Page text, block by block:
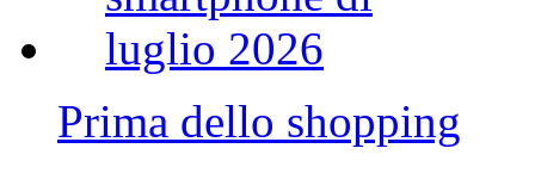
Prima dello shopping